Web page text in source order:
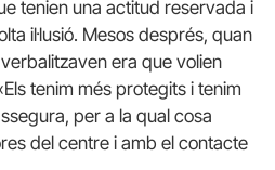
tenien una actitud reservada i
il·lusió. Mesos després, quan
era que volien
tenim més protegits i tenim
per a la qual cosa
del centre i amb el contacte